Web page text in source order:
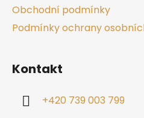
Obchodní podmínky
Podmínky ochrany
Kontakt
+420 739 003 799